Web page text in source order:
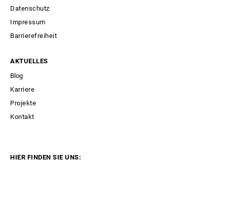
Datenschutz
Impressum
Barrierefreiheit
AKTUELLES
Blog
Karriere
Projekte
Kontakt
HIER FINDEN SIE UNS: